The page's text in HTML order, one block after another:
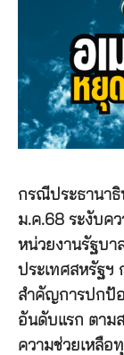
กรณีประธานา
ม.ค.68 ระงับคว
หน่วยงานรัฐบา
ประเทศสหรัฐฯ
สำคัญการปกป้อ
อันดับแรก ตาม
ความช่วยเหลือ